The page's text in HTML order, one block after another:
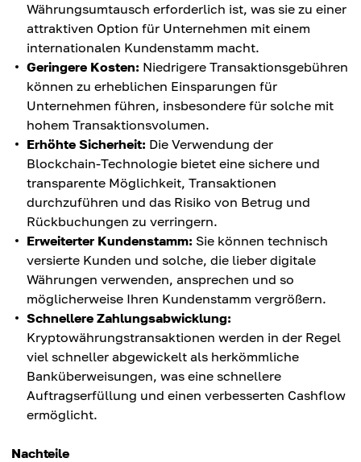
Währungsumtausch erforderlich ist, was sie zu einer
attraktiven Option für Unternehmen mit einem
internationalen Kundenstamm macht.
Geringere Kosten: Niedrigere Transaktionsgebühren
können zu erheblichen Einsparungen für
Unternehmen führen, insbesondere für solche mit
hohem Transaktionsvolumen.
Erhöhte Sicherheit: Die Verwendung der
Blockchain-Technologie bietet eine sichere und
transparente Möglichkeit, Transaktionen
durchzuführen und das Risiko von Betrug und
Rückbuchungen zu verringern.
Erweiterter Kundenstamm: Sie können technisch
versierte Kunden und solche, die lieber digitale
Währungen verwenden, ansprechen und so
möglicherweise Ihren Kundenstamm vergrößern.
Schnellere Zahlungsabwicklung:
Kryptowährungstransaktionen werden in der Regel
viel schneller abgewickelt als herkömmliche
Banküberweisungen, was eine schnellere
Auftragserfüllung und einen verbesserten Cashflow
ermöglicht.
Nachteile